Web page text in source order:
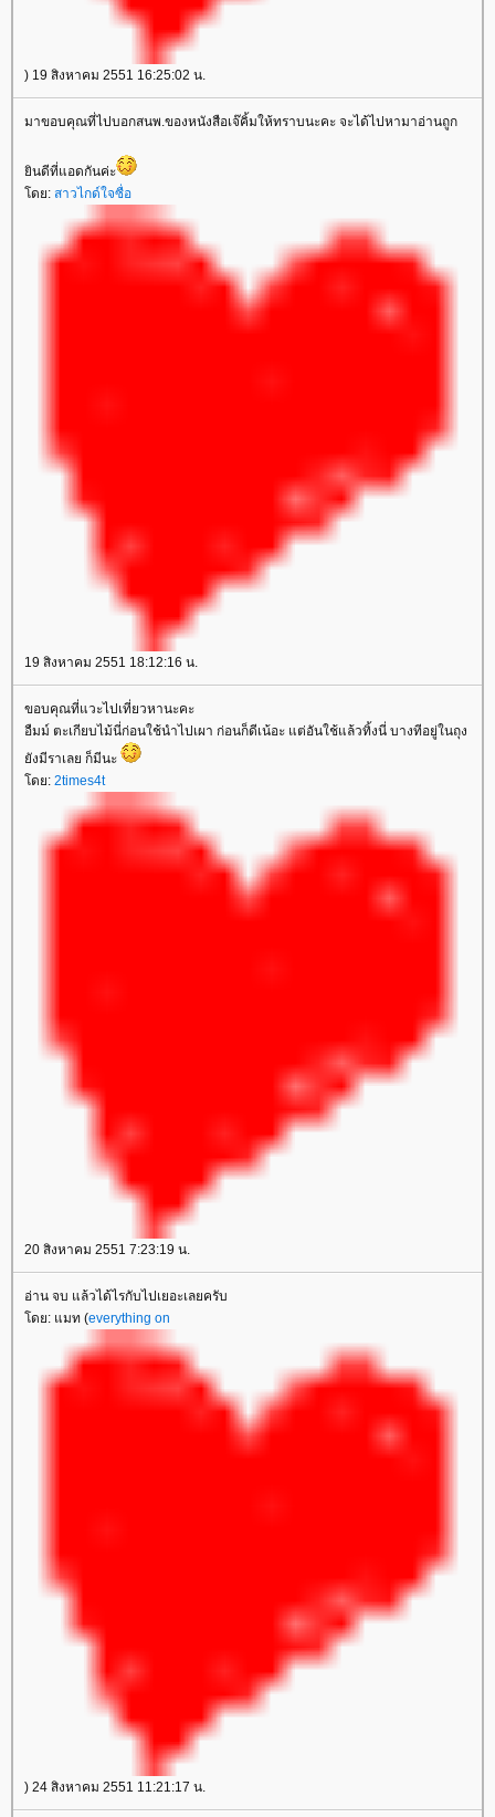
) 19 สิงหาคม 2551 16:25:02 น.
มาขอบคุณที่ไปบอกสนพ.ของหนังสือเจ๊คิ้มให้ทราบนะคะ จะได้ไปหามาอ่านถูก
ินดีที่แอดกันค่ะ
ดย: สาวไกด์ใจซื่อ
19 สิงหาคม 2551 18:12:16 น.
ขอบคุณที่แวะไปเที่ยวหานะคะ
อืมม์ ตะเกียบไม้นี่ก่อนใช้นำไปเผา ก่อนก็ดีเน้อะ แต่อันใช้แล้วทิ้งนี่ บางทีอยู่ในถุง
ังมีราเลย ก็มีนะ
ดย: 2times4t
20 สิงหาคม 2551 7:23:19 น.
อ่าน จบ แล้วได้ไรกับไปเยอะเลยครับ
ดย: แมท (everything on
) 24 สิงหาคม 2551 11:21:17 น.